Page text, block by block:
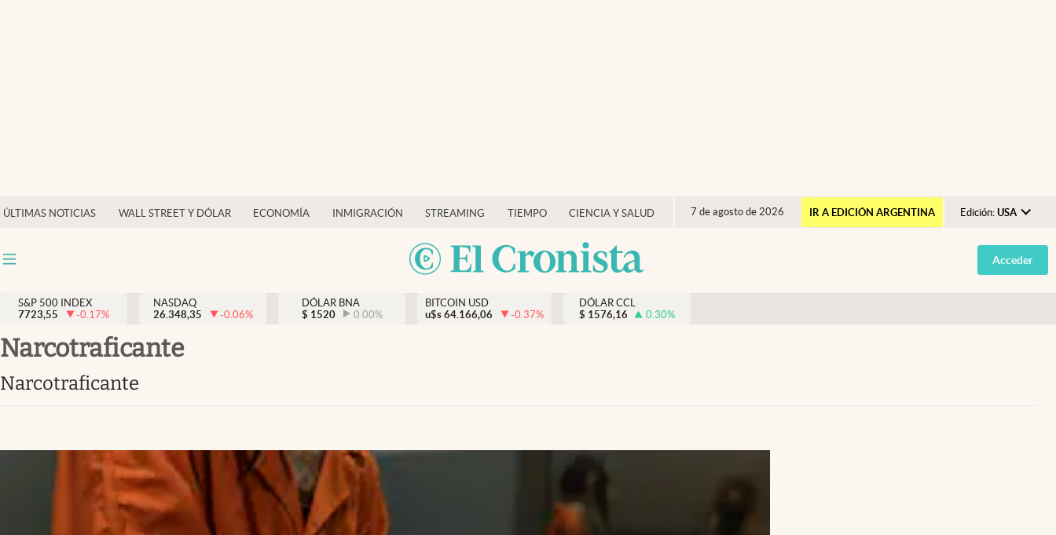
ÚLTIMAS NOTICIAS WALL STREET Y DÓLAR ECONOMÍA INMIGRACIÓN STREAMING TIEMPO CIENCIA Y SALUD 7 de agosto de 2026 IR A EDICIÓN ARGENTINA Edición: USA
Argentina
España
Tiempo
Streaming
Lifestyle
Acceder
S&P 500 INDEX
7723,55
-0.17%
NASDAQ
26.348,35
-0.06%
DÓLAR BNA
$ 1520 0.00%
BITCOIN USD
u$s 64.166,06 -0.37%
DÓLAR CCL
$ 1576,16 0.30%
narcotraficante
narcotraficante